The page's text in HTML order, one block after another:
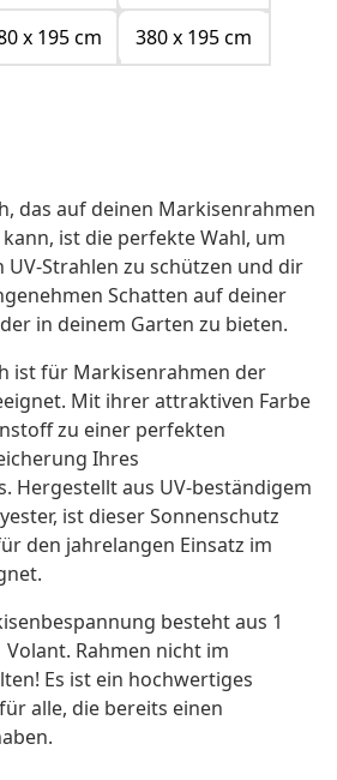
x 195 cm 380 x 195 cm
das auf deinen Markisenrahmen
ist die perfekte Wahl, um
UV-Strahlen zu schützen und dir
Schatten auf deiner
in deinem Garten zu bieten.
ist für Markisenrahmen der
Mit ihrer attraktiven Farbe
zu einer perfekten
Ihres
Hergestellt aus UV-beständigem
ist dieser Sonnenschutz
den jahrelangen Einsatz im
besteht aus 1
Rahmen nicht im
Es ist ein hochwertiges
alle, die bereits einen